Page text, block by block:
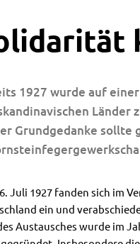
1927 wurde auf
Länder
Grundgedanke sollte
Juli 1927 fanden sich im
ein und
Austausches wurde im